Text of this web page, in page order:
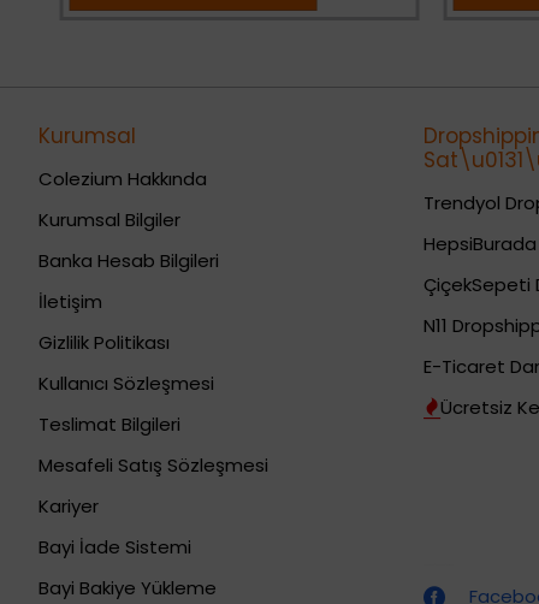
Kurumsal
Colezium Hakkında
Kurumsal Bilgiler
Banka Hesab Bilgileri
İletişim
Gizlilik Politikası
Kullanıcı Sözleşmesi
Teslimat Bilgileri
Mesafeli Satış Sözleşmesi
Kariyer
Bayi İade Sistemi
Bayi Bakiye Yükleme
Trendyol
ÇiçekSepeti
N11
E-Ticaret
Ücretsiz